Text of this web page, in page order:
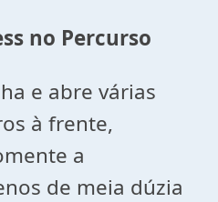
no Percurso
e abre várias
à frente,
a
de meia dúzia